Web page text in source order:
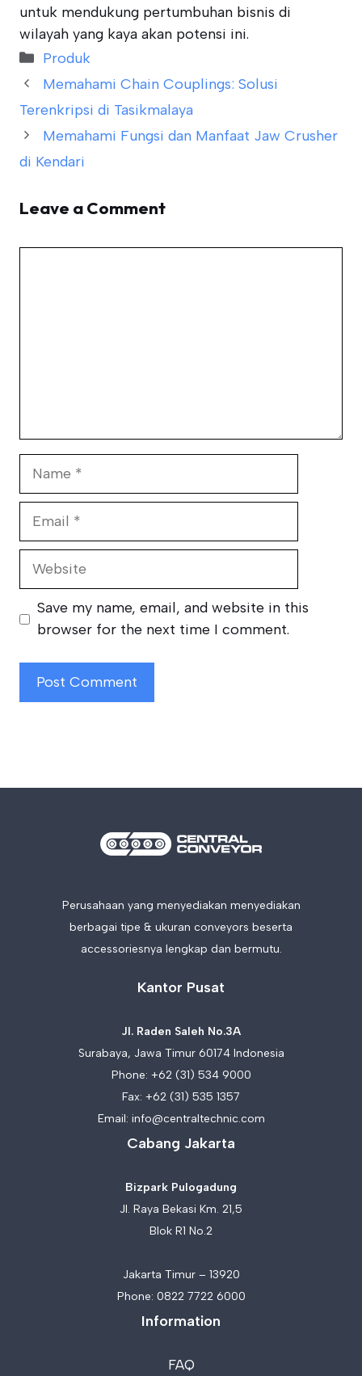
untuk mendukung pertumbuhan bisnis di
wilayah yang kaya akan potensi ini.
Categories
Produk
Memahami Chain Couplings: Solusi
Terenkripsi di Tasikmalaya
Memahami Fungsi dan Manfaat Jaw Crusher
di Kendari
Leave a Comment
Website
Save my name, email, and website in this
browser for the next time I comment.
Perusahaan yang menyediakan menyediakan
berbagai tipe & ukuran conveyors beserta
accessoriesnya lengkap dan bermutu.
Kantor Pusat
Jl. Raden Saleh No.3A
Surabaya, Jawa Timur 60174 Indonesia
Phone: +62 (31) 534 9000
Fax: +62 (31) 535 1357
Email: info@centraltechnic.com
Cabang Jakarta
Bizpark Pulogadung
Jl. Raya Bekasi Km. 21,5
Blok R1 No.2
Jakarta Timur – 13920
Phone: 0822 7722 6000
Information
FAQ